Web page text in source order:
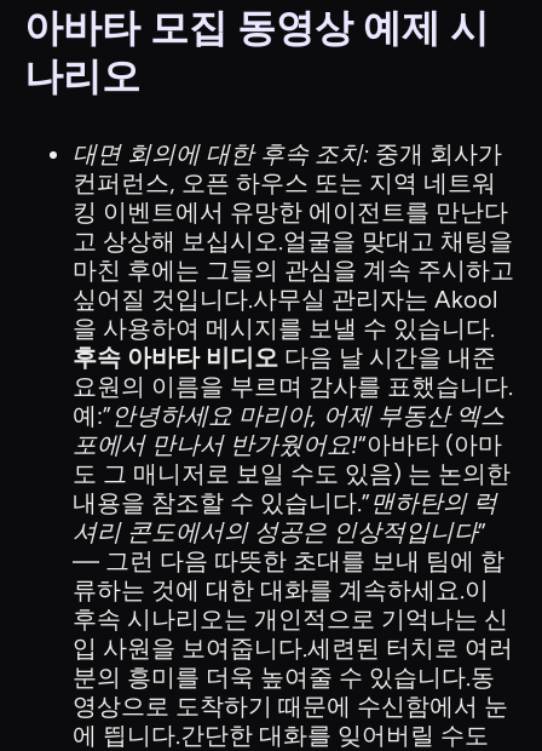
아바타 모집 동영상 예제 시
나리오
대면 회의에 대한 후속 조치: 중개 회사가
컨퍼런스, 오픈 하우스 또는 지역 네트워
킹 이벤트에서 유망한 에이전트를 만난다
고 상상해 보십시오.얼굴을 맞대고 채팅을
마친 후에는 그들의 관심을 계속 주시하고
싶어질 것입니다.사무실 관리자는 Akool
을 사용하여 메시지를 보낼 수 있습니다.
후속 아바타 비디오 다음 날 시간을 내준
요원의 이름을 부르며 감사를 표했습니다.
예:”안녕하세요 마리아, 어제 부동산 엑스
포에서 만나서 반가웠어요!“아바타 (아마
도 그 매니저로 보일 수도 있음) 는 논의한
내용을 참조할 수 있습니다.”맨하탄의 럭
셔리 콘도에서의 성공은 인상적입니다”
— 그런 다음 따뜻한 초대를 보내 팀에 합
류하는 것에 대한 대화를 계속하세요.이
후속 시나리오는 개인적으로 기억나는 신
입 사원을 보여줍니다.세련된 터치로 여러
분의 흥미를 더욱 높여줄 수 있습니다.동
영상으로 도착하기 때문에 수신함에서 눈
에 띕니다.간단한 대화를 잊어버릴 수도